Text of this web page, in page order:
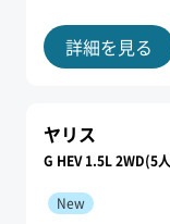
詳細を見る
ヤリス
G HEV 1.5L 2WD(5
New